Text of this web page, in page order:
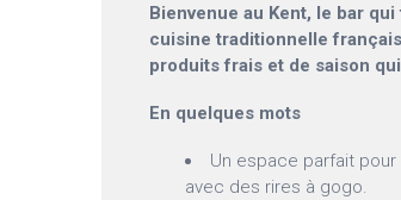
Bienvenue au Kent, le bar
cuisine traditionnelle
produits frais et de saison
En quelques mots
Un espace parfait
avec des rires à gogo.